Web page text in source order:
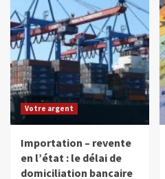
Votre argent
Importation – revente
en l’état : le délai de
domiciliation bancaire